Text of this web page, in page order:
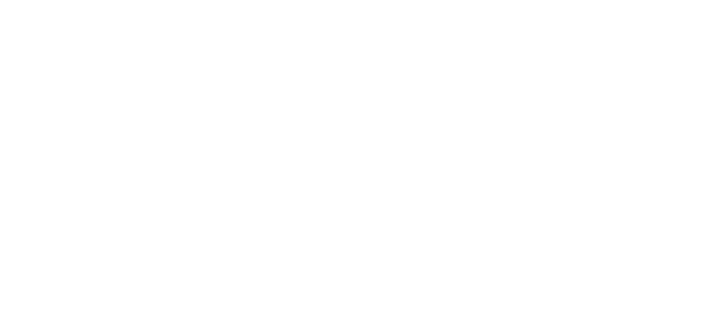
EC karta, Visa a American Express.
individuálně regulovatelnou klimatizací (od května do října). Koupelna se sprchou.
individuálně regulovatelnou klimatizací (od května do října). Koupelna se sprchou.
individuálně regulovatelnou klimatizací (od května do října). Koupelna se sprchou.
individuálně regulovatelnou klimatizací (od května do října). Koupelna se sprchou.